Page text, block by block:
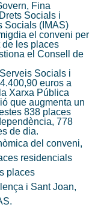
Fina
Socials i
Socials (IMAS)
el conveni per
de les places
el Consell de
Socials i
euros a
Xarxa Pública
que augmenta un
838 places
778
de dia.
del conveni,
residencials
places
i Sant Joan,